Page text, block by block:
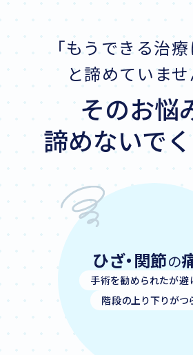
「もうできる治療
と諦めていませ
そのお悩
諦めないで
ひざ・関節の
手術を勧められたが避
階段の上り下りがつ